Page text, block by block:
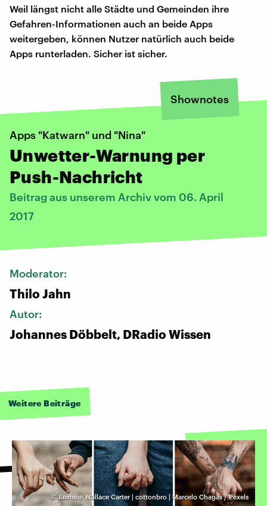
Weil längst nicht alle Städte und Gemeinden ihre
Gefahren-Informationen auch an beide Apps
weitergeben, können Nutzer natürlich auch beide
Apps runterladen. Sicher ist sicher.
Shownotes
Apps "Katwarn" und "Nina"
Unwetter-Warnung per
Push-Nachricht
Beitrag aus unserem Archiv vom 06. April
2017
Moderator:
Thilo Jahn
Autor:
Johannes Döbbelt, DRadio Wissen
Weitere Beiträge
©Jasmine Wallace Carter | cottonbro | Marcelo Chagas / Pexels